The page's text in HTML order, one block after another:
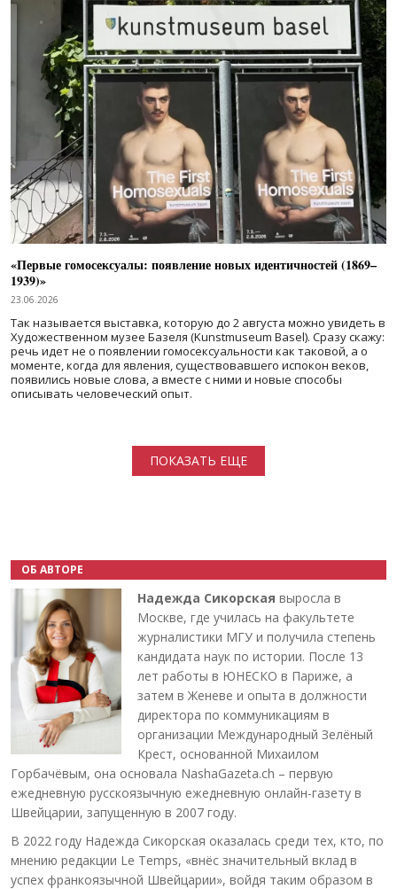
«Первые гомосексуалы: появление новых идентичностей (1869–
1939)»
23.06.2026
Так называется выставка, которую до 2 августа можно увидеть в
Художественном музее Базеля (Kunstmuseum Basel). Сразу скажу:
речь идет не о появлении гомосексуальности как таковой, а о
моменте, когда для явления, существовавшего испокон веков,
появились новые слова, а вместе с ними и новые способы
описывать человеческий опыт.
ПОКАЗАТЬ ЕЩЕ
ОБ АВТОРЕ
Надежда Сикорская выросла в
Москве, где училась на факультете
журналистики МГУ и получила степень
кандидата наук по истории. После 13
лет работы в ЮНЕСКО в Париже, а
затем в Женеве и опыта в должности
директора по коммуникациям в
организации Международный Зелёный
Крест, основанной Михаилом
Горбачёвым, она основала NashaGazeta.ch – первую
ежедневную русскоязычную ежедневную онлайн-газету в
Швейцарии, запущенную в 2007 году.
В 2022 году Надежда Сикорская оказалась среди тех, кто, по
мнению редакции Le Temps, «внёс значительный вклад в
успех франкоязычной Швейцарии», войдя таким образом в